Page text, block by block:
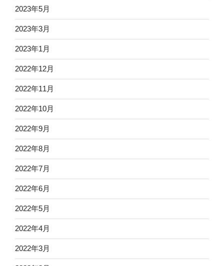
2023年5月
2023年3月
2023年1月
2022年12月
2022年11月
2022年10月
2022年9月
2022年8月
2022年7月
2022年6月
2022年5月
2022年4月
2022年3月